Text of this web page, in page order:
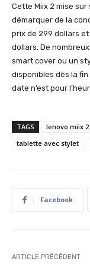
Cette Miix 2 mise
démarquer de la
prix de 299 dollars
dollars. De
smart cover ou un
disponibles dès la
date n’est pour
TAGS lenovo miix 2
tablette avec stylet
Facebook
ARTICLE PRÉCÉDENT